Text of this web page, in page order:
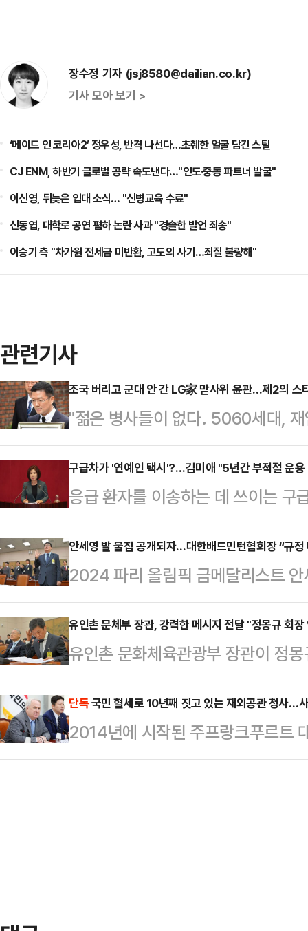
장수정 기자 (jsj8580@dailian.co.kr)
기사 모아 보기 >
‘메이드 인 코리아2’ 정우성, 반격 나선다…초췌한 얼굴 담긴 스틸
CJ ENM, 하반기 글로벌 공략 속도낸다…"인도·중동 파트너 발굴"
이신영, 뒤늦은 입대 소식… "신병교육 수료"
신동엽, 대학로 공연 폄하 논란 사과 "경솔한 발언 죄송"
이승기 측 "차가원 전세금 미반환, 고도의 사기…죄질 불량해"
관련기사
조국 버리고 군대 안 간 LG家 맏사위 윤관…제2의 스
"젊은 병사들이 없다. 5060세대,
고?…병력절벽 대책이 '노인 재입대
역린(逆鱗)이다. 이 역린을 건드려
다. 유승준은 2002년 다시 돌아오
을 포기하고 미국 시민권을 얻었다.
만 고의로 병역의무를 회피했다는
에게 입국 금지 결정을 내렸다. 그
있다.최근 …
구급차가 '연예인 택시'?…김미애 "5년간 부적절 운
응급 환자를 이송하는 데 쓰이는
용되거나, 의료장비·의약품 구비가
는 것으로 드러났다.김미애 국민의
재선·부산 해운대을)이 25일 보건
및 관리실태 점검 결과'에 따르면,
적절한 운용이 적발돼 처분이 내려
304건으로 나타났다.연도별로 살
건, …
안세영 발 물집 공개되자…대한배드민턴협회장 “규정
2024 파리 올림픽 금메달리스트
편함을 호소했던 것과 관련, 김택규
고 약속했다.김택규 회장은 24일
인으로 출석해 “(규정은) 혼자 개인
아니다”면서도 관련 규정을 손질하
대표 선수들이 후원사가 아닌 브랜
도록 규정하고 있다. 이에 여자 단
편함을 호소했다.이날 더불…
유인촌 문체부 장관, 강력한 메시지 전달 "정몽규 회
유인촌 문화체육관광부 장관이 정
지를 던졌다.유 장관은 26일 SBS라
에게 거취 결단을 요구한 이유에 대
이다. 불명예스럽게 (퇴진하게) 된
게 훨씬 명예롭지 않겠나”라고 말
단독국민 혈세로 10년째 짓고 있는 재외공관 청사…
2014년에 시작된 주프랑크푸르트
난 현재까지도 공사 중인 것으로